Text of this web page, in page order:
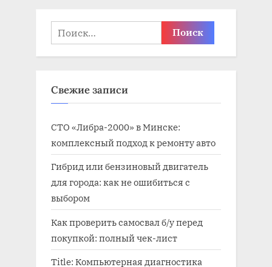
Найти:
Свежие записи
СТО «Либра-2000» в Минске:
комплексный подход к ремонту авто
Гибрид или бензиновый двигатель
для города: как не ошибиться с
выбором
Как проверить самосвал б/у перед
покупкой: полный чек-лист
Title: Компьютерная диагностика